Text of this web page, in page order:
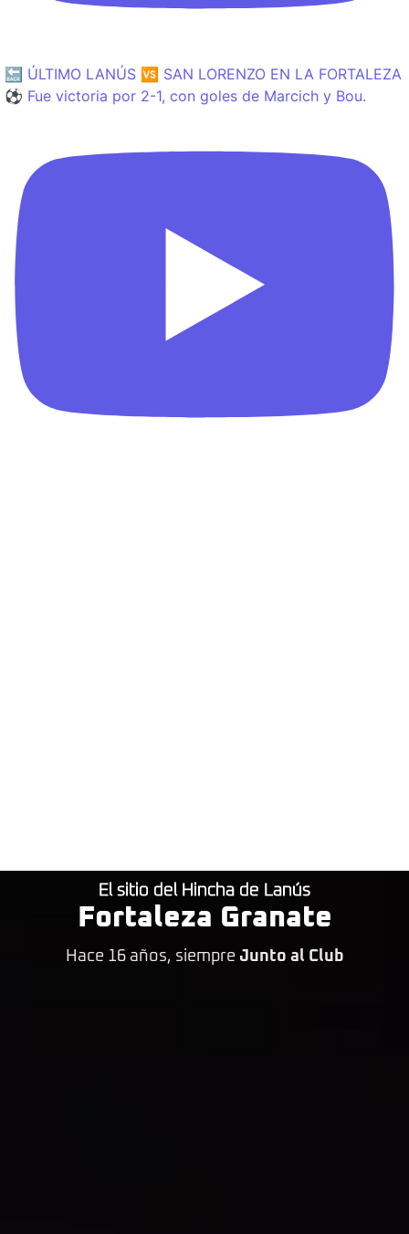
🔙 ÚLTIMO LANÚS 🆚 SAN LORENZO EN LA FORTALEZA
⚽️ Fue victoria por 2-1, con goles de Marcich y Bou.
El sitio del Hincha de Lanús
Fortaleza Granate
Hace 16 años, siempre Junto al Club